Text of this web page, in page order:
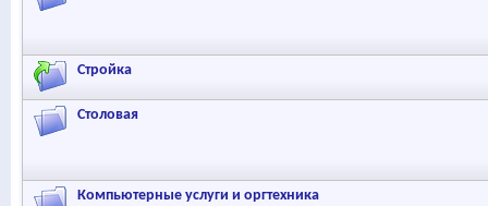
Стройка
Столовая
Компьютерные услуги и оргтехника